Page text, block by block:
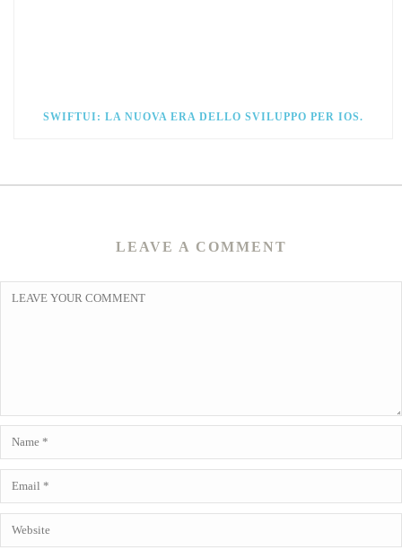
SWIFTUI: LA NUOVA ERA DELLO SVILUPPO PER IOS.
LEAVE A COMMENT